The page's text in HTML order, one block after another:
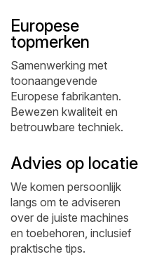
Europese
topmerken
Samenwerking met
toonaangevende
Europese fabrikanten.
Bewezen kwaliteit en
betrouwbare techniek.
Advies op locatie
We komen persoonlijk
langs om te adviseren
over de juiste machines
en toebehoren, inclusief
praktische tips.